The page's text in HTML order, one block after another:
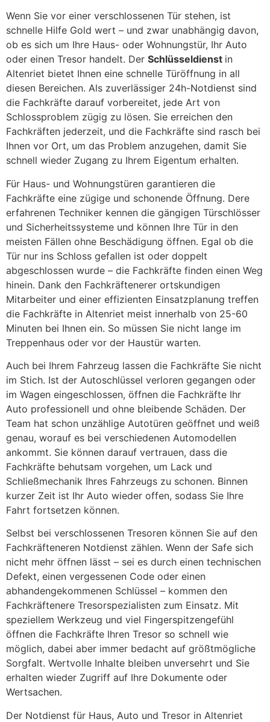
Wenn Sie vor einer verschlossenen Tür stehen, ist
schnelle Hilfe Gold wert – und zwar unabhängig davon,
ob es sich um Ihre Haus- oder Wohnungstür, Ihr Auto
oder einen Tresor handelt. Der Schlüsseldienst in
Altenriet bietet Ihnen eine schnelle Türöffnung in all
diesen Bereichen. Als zuverlässiger 24h-Notdienst sind
die Fachkräfte darauf vorbereitet, jede Art von
Schlossproblem zügig zu lösen. Sie erreichen den
Fachkräften jederzeit, und die Fachkräfte sind rasch bei
Ihnen vor Ort, um das Problem anzugehen, damit Sie
schnell wieder Zugang zu Ihrem Eigentum erhalten.
Für Haus- und Wohnungstüren garantieren die
Fachkräfte eine zügige und schonende Öffnung. Dere
erfahrenen Techniker kennen die gängigen Türschlösser
und Sicherheitssysteme und können Ihre Tür in den
meisten Fällen ohne Beschädigung öffnen. Egal ob die
Tür nur ins Schloss gefallen ist oder doppelt
abgeschlossen wurde – die Fachkräfte finden einen Weg
hinein. Dank den Fachkräftenerer ortskundigen
Mitarbeiter und einer effizienten Einsatzplanung treffen
die Fachkräfte in Altenriet meist innerhalb von 25-60
Minuten bei Ihnen ein. So müssen Sie nicht lange im
Treppenhaus oder vor der Haustür warten.
Auch bei Ihrem Fahrzeug lassen die Fachkräfte Sie nicht
im Stich. Ist der Autoschlüssel verloren gegangen oder
im Wagen eingeschlossen, öffnen die Fachkräfte Ihr
Auto professionell und ohne bleibende Schäden. Der
Team hat schon unzählige Autotüren geöffnet und weiß
genau, worauf es bei verschiedenen Automodellen
ankommt. Sie können darauf vertrauen, dass die
Fachkräfte behutsam vorgehen, um Lack und
Schließmechanik Ihres Fahrzeugs zu schonen. Binnen
kurzer Zeit ist Ihr Auto wieder offen, sodass Sie Ihre
Fahrt fortsetzen können.
Selbst bei verschlossenen Tresoren können Sie auf den
Fachkräfteneren Notdienst zählen. Wenn der Safe sich
nicht mehr öffnen lässt – sei es durch einen technischen
Defekt, einen vergessenen Code oder einen
abhandengekommenen Schlüssel – kommen den
Fachkräftenere Tresorspezialisten zum Einsatz. Mit
speziellem Werkzeug und viel Fingerspitzengefühl
öffnen die Fachkräfte Ihren Tresor so schnell wie
möglich, dabei aber immer bedacht auf größtmögliche
Sorgfalt. Wertvolle Inhalte bleiben unversehrt und Sie
erhalten wieder Zugriff auf Ihre Dokumente oder
Wertsachen.
Der Notdienst für Haus, Auto und Tresor in Altenriet